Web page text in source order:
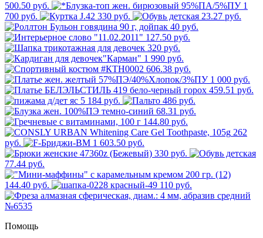
500.50 руб.
1
700 руб.
330 руб.
23.27 руб.
40 руб.
127.50 руб.
320 руб.
1 990 руб.
606.38 руб.
1 000 руб.
459.51 руб.
5 184 руб.
486 руб.
68.31 руб.
144.80 руб.
262
руб.
1 603.50 руб.
330 руб.
77.44 руб.
144.40 руб. 110 руб.
Помощь